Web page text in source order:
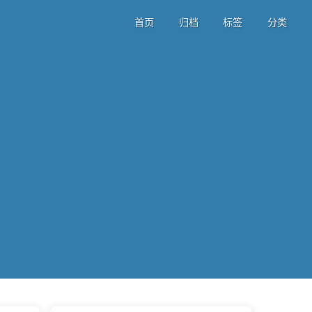
首页 归档 标签 分类